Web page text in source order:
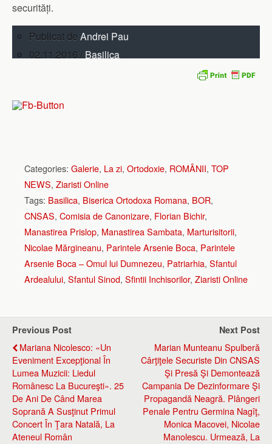
securități.
Publicat deAndrei Pau
02.11.2016 /Basilica
Citiţi şi:
PS Daniil Stoenescu, membru al Comisiei de
Arhivele Securităţii. Dosarul integral: Anchetele,
Canalul şi Persecuţia. Un demers CNSAS de excepţie
în atenţia Patriarhiei Române
Categories: Galerie, La zi, Ortodoxie, ROMÂNII, TOP
NEWS, Ziaristi Online
Tags: Basilica, Biserica Ortodoxa Romana, BOR,
CNSAS, Comisia de Canonizare, Florian Bichir,
Manastirea Prislop, Manastirea Sambata, Marturisitorii,
Nicolae Mărgineanu, Parintele Arsenie Boca, Parintele
Arsenie Boca – Omul lui Dumnezeu, Patriarhia, Sfantul
Ardealului, Sfantul Sinod, Sfintii Inchisorilor, Ziaristi Online
Previous Post
Mariana Nicolesco: «Un
Eveniment Excepţional În
Lumea Muzicii: Liedul
Românesc La Bucureşti». 25
De Ani De Când Marea
Soprană A Susţinut Primul
Concert În Ţara Natală, La
Ateneul Român
Next Post
Marian Munteanu Spulberă
Cârţiţele Securiste Din CNSAS
Şi Presă Şi Demontează
Campania De Dezinformare Şi
Propagandă Neagră. Plângeri
Penale Pentru Germina Nagîţ,
Monica Macovei, Nicolae
Manolescu. Urmează, La